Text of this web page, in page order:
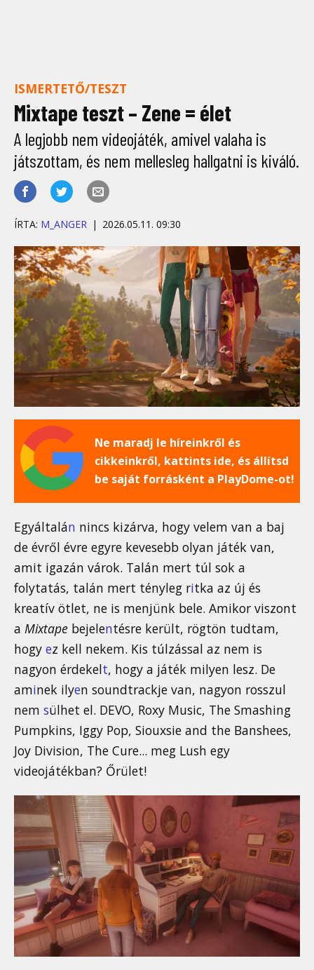
ISMERTETŐ/TESZT
Mixtape teszt – Zene = élet
A legjobb nem videojáték, amivel valaha is
játszottam, és nem mellesleg hallgatni is kiváló.
ÍRTA: M_ANGER 2026.05.11. 09:30
Ne maradj le híreinkről és
cikkeinkről, kattints ide, és állítsd
be saját forrásként a PlayDome-ot!
Egyáltalán nincs kizárva, hogy velem van a baj
de évről évre egyre kevesebb olyan játék van,
amit igazán várok. Talán mert túl sok a
folytatás, talán mert tényleg ritka az új és
kreatív ötlet, ne is menjünk bele. Amikor viszont
a Mixtape bejelentésre került, rögtön tudtam,
hogy ez kell nekem. Kis túlzással az nem is
nagyon érdekelt, hogy a játék milyen lesz. De
aminek ilyen soundtrackje van, nagyon rosszul
nem sülhet el. DEVO, Roxy Music, The Smashing
Pumpkins, Iggy Pop, Siouxsie and the Banshees,
Joy Division, The Cure... meg Lush egy
videojátékban? Őrület!